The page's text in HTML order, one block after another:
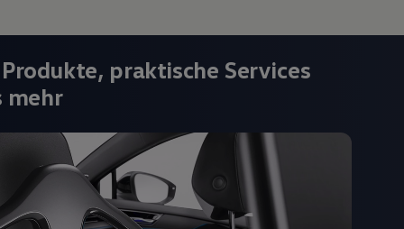
praktische Services
mehr